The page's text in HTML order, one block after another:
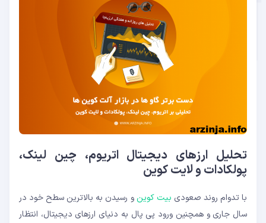
تحلیل اتریوم (ETH)
تحلیل چین لینک (LINK)
تحلیل پولکادات (DOT)
تحلیل لایت کوین (LTC)
تحلیل ارزهای دیجیتال اتریوم، چین لینک،
پولکادات و لایت کوین
با تدوام روند صعودی بیت کوین و رسیدن به بالاترین سطح خود در
سال جاری و همچنین ورود پی پال به دنیای ارزهای دیجیتال، انتظار